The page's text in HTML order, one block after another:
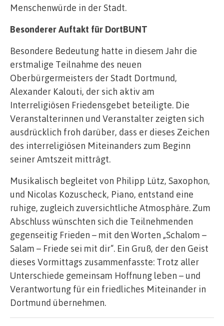
Menschenwürde in der Stadt.
Besonderer Auftakt für DortBUNT
Besondere Bedeutung hatte in diesem Jahr die
erstmalige Teilnahme des neuen
Oberbürgermeisters der Stadt Dortmund,
Alexander Kalouti, der sich aktiv am
Interreligiösen Friedensgebet beteiligte. Die
Veranstalterinnen und Veranstalter zeigten sich
ausdrücklich froh darüber, dass er dieses Zeichen
des interreligiösen Miteinanders zum Beginn
seiner Amtszeit mitträgt.
Musikalisch begleitet von Philipp Lütz, Saxophon,
und Nicolas Kozuscheck, Piano, entstand eine
ruhige, zugleich zuversichtliche Atmosphäre. Zum
Abschluss wünschten sich die Teilnehmenden
gegenseitig Frieden – mit den Worten „Schalom –
Salam – Friede sei mit dir“. Ein Gruß, der den Geist
dieses Vormittags zusammenfasste: Trotz aller
Unterschiede gemeinsam Hoffnung leben – und
Verantwortung für ein friedliches Miteinander in
Dortmund übernehmen.